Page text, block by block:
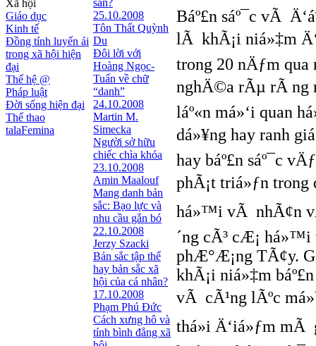
Xã hội
Giáo dục
Kinh tế
Đồng tính luyến ái
trong xã hội hiện
đại
Thế hệ @
Pháp luật
Đời sống hiện đại
Thể thao
talaFemina
sản?
25.10.2008
Tôn Thất Quỳnh
Du
Đôi lời với
Hoàng Ngọc-
Tuấn về chữ
“danh”
24.10.2008
Martin M.
Simecka
Người sở hữu
chiếc chìa khóa
23.10.2008
Amin Maalouf
Mang danh bản
sắc: Bạo lực và
nhu cầu gắn bó
22.10.2008
Jerzy Szacki
Bản sắc tập thể
hay bản sắc xã
hội của cá nhân?
17.10.2008
Phạm Phú Đức
Cách xưng hô và
tính bình đẳng xã
Báº£n sáº¯c vÃ
lÃ khÃ¡i niá»‡m
trong 20 nÄƒm qua
nghÄ©a rÃµ rÃ ng
láº«n má»‘i quan
dá»¥ng hay ranh
hay báº£n sáº¯c
phÃ¡t triá»ƒn trong
há»™i vÃ nhÃ¢n
´ng cÃ³ cÆ¡ há»™i
phÆ°Æ¡ng TÃ¢y.
khÃ¡i niá»‡m
vÃ cÃ¹ng lÃºc
thá»i Ä‘iá»ƒm mÃ